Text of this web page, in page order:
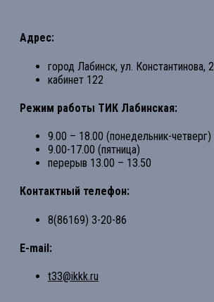
Адрес:
город Лабинск, ул. Константинова, 2
кабинет 122
Режим работы ТИК Лабинская:
9.00 – 18.00 (понедельник-четверг)
9.00-17.00 (пятница)
перерыв 13.00 – 13.50
Контактный телефон:
8(86169) 3-20-86
E-mail:
t33@ikkk.ru